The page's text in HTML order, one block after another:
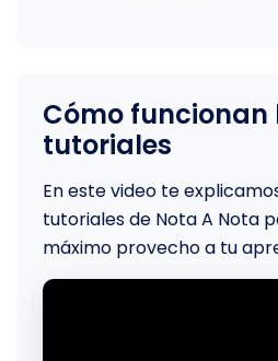
Cómo funcionan
tutoriales
En este video te
tutoriales de Nota A Nota
máximo provecho a tu